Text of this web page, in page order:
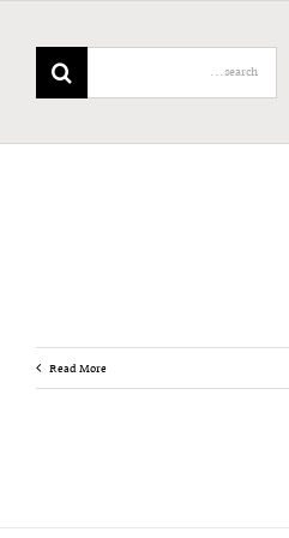
Search
for:
Read More